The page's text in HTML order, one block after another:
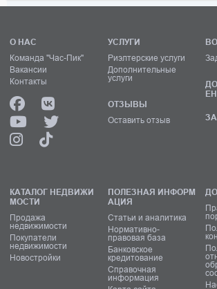
О НАС
Команда "Час-Пик"
Вакансии
Контакты
УСЛУГИ
Риэлтерские услуги
Дополнительные
услуги
ОТЗЫВЫ
Оставить отзыв
КАТАЛОГ НЕДВИЖИ
МОСТИ
Продажа
недвижимости
Покупатели
недвижимости
Новостройки
ПОЛЕЗНАЯ ИНФОРМ
АЦИЯ
Статьи и аналитика
Нормативно-
правовая база
Банковское
кредитование
Справочная
информация